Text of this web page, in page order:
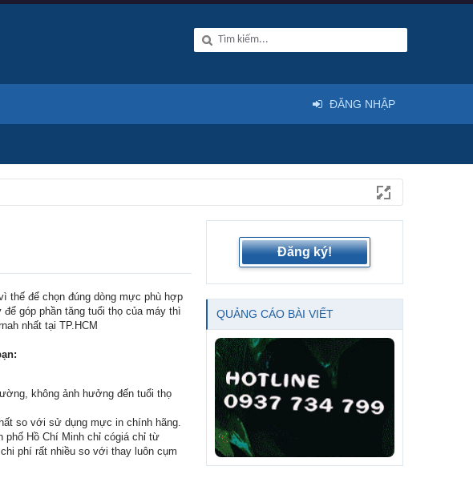
thế để chọn đúng dòng mực phù hợp
góp phần tăng tuổi thọ của máy thì
nhất tại TP.HCM
không ảnh hưởng đến tuổi thọ
so với sử dụng mực in chính hãng.
phố Hồ Chí Minh chỉ cógiá chỉ từ
phí rất nhiều so với thay luôn cụm
Đăng ký!
QUẢNG CÁO BÀI VIẾT
ĐĂNG NHẬP